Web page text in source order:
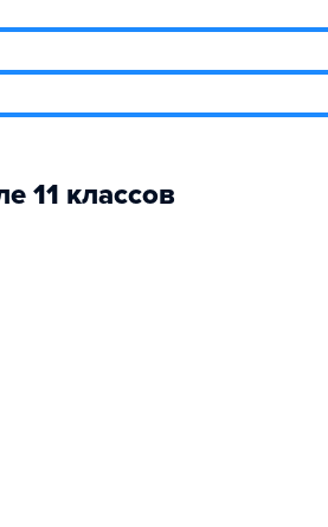
11 классов